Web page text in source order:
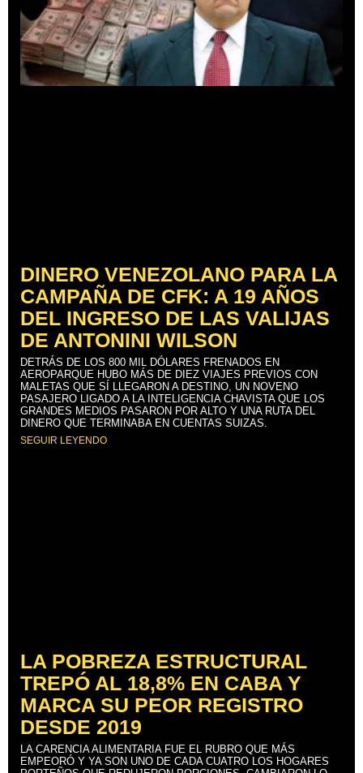
DINERO VENEZOLANO PARA LA
CAMPAÑA DE CFK: A 19 AÑOS
DEL INGRESO DE LAS VALIJAS
DE ANTONINI WILSON
DETRÁS DE LOS 800 MIL DÓLARES FRENADOS EN
AEROPARQUE HUBO MÁS DE DIEZ VIAJES PREVIOS CON
MALETAS QUE SÍ LLEGARON A DESTINO, UN NOVENO
PASAJERO LIGADO A LA INTELIGENCIA CHAVISTA QUE LOS
GRANDES MEDIOS PASARON POR ALTO Y UNA RUTA DEL
DINERO QUE TERMINABA EN CUENTAS SUIZAS.
SEGUIR LEYENDO
LA POBREZA ESTRUCTURAL
TREPÓ AL 18,8% EN CABA Y
MARCA SU PEOR REGISTRO
DESDE 2019
LA CARENCIA ALIMENTARIA FUE EL RUBRO QUE MÁS
EMPEORÓ Y YA SON UNO DE CADA CUATRO LOS HOGARES